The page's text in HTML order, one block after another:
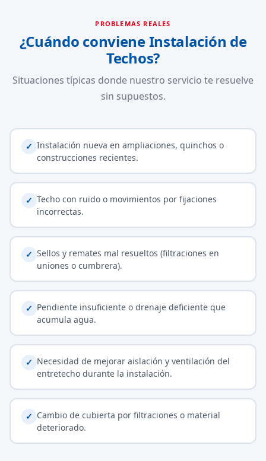
PROBLEMAS REALES
¿Cuándo conviene Instalación de
Techos?
Situaciones típicas donde nuestro servicio te resuelve
sin supuestos.
✓ Instalación nueva en ampliaciones, quinchos o
construcciones recientes.
✓ Techo con ruido o movimientos por fijaciones
incorrectas.
✓ Sellos y remates mal resueltos (filtraciones en
uniones o cumbrera).
✓ Pendiente insuficiente o drenaje deficiente que
acumula agua.
✓ Necesidad de mejorar aislación y ventilación del
entretecho durante la instalación.
✓ Cambio de cubierta por filtraciones o material
deteriorado.